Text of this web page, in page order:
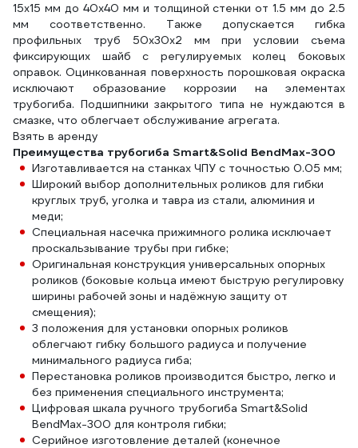
15х15 мм до 40х40 мм и толщиной стенки от 1.5 мм до 2.5
мм соответственно. Также допускается гибка
профильных труб 50х30х2 мм при условии съема
фиксирующих шайб с регулируемых колец боковых
оправок. Оцинкованная поверхность порошковая окраска
исключают образование коррозии на элементах
трубогиба. Подшипники закрытого типа не нуждаются в
смазке, что облегчает обслуживание агрегата.
Взять в аренду
Преимущества трубогиба Smart&Solid BendMax-300
Изготавливается на станках ЧПУ с точностью 0.05 мм;
Широкий выбор дополнительных роликов для гибки
круглых труб, уголка и тавра из стали, алюминия и
меди;
Специальная насечка прижимного ролика исключает
проскальзывание трубы при гибке;
Оригинальная конструкция универсальных опорных
роликов (боковые кольца имеют быструю регулировку
ширины рабочей зоны и надёжную защиту от
смещения);
3 положения для установки опорных роликов
облегчают гибку большого радиуса и получение
минимального радиуса гиба;
Перестановка роликов производится быстро, легко и
без применения специального инструмента;
Цифровая шкала ручного трубогиба Smart&Solid
BendMax-300 для контроля гибки;
Серийное изготовление деталей (конечное